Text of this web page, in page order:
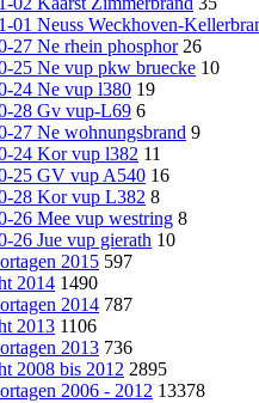
01 Neuss Weckhoven-
27 Ne rhein phosphor 26
25 Ne vup pkw bruecke 10
24 Ne vup l380 19
28 Gv vup-L69 6
27 Ne wohnungsbrand 9
24 Kor vup l382 11
25 GV vup A540 16
28 Kor vup L382 8
26 Mee vup westring 8
26 Jue vup gierath 10
2015 597
2014 1490
2014 787
2013 1106
2013 736
2008 bis 2012 2895
2006 - 2012 13378